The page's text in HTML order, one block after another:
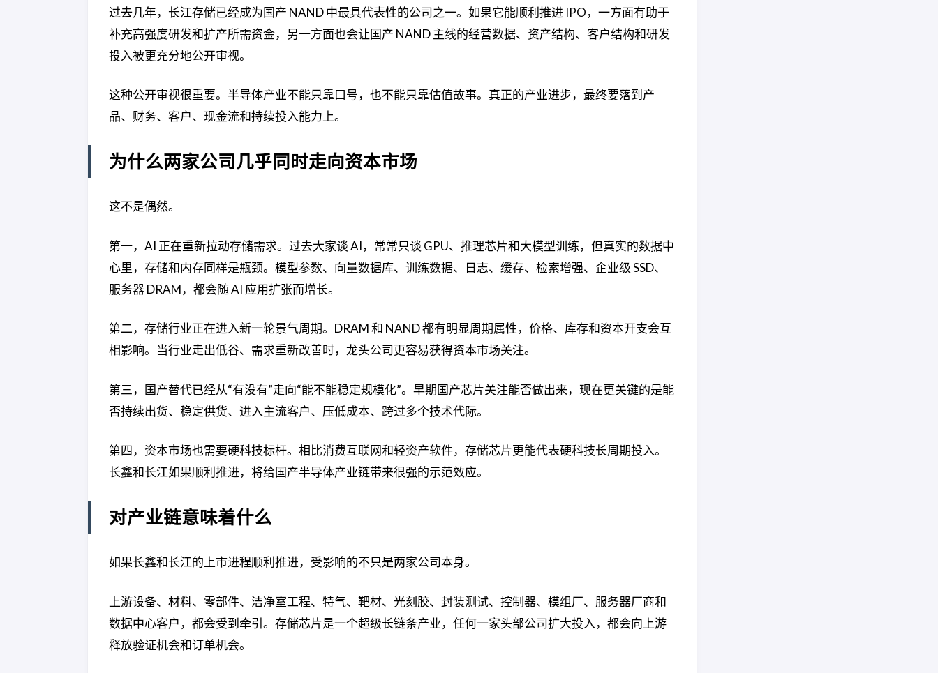
过去几年，长江存储已经成为国产 NAND 中最具代表性的公司之一。如果它能顺利推进 IPO，一方面有助于
补充高强度研发和扩产所需资金，另一方面也会让国产 NAND 主线的经营数据、资产结构、客户结构和研发
投入被更充分地公开审视。
这种公开审视很重要。半导体产业不能只靠口号，也不能只靠估值故事。真正的产业进步，最终要落到产
品、财务、客户、现金流和持续投入能力上。
为什么两家公司几乎同时走向资本市场
这不是偶然。
第一，AI 正在重新拉动存储需求。过去大家谈 AI，常常只谈 GPU、推理芯片和大模型训练，但真实的数据中
心里，存储和内存同样是瓶颈。模型参数、向量数据库、训练数据、日志、缓存、检索增强、企业级 SSD、
服务器 DRAM，都会随 AI 应用扩张而增长。
第二，存储行业正在进入新一轮景气周期。DRAM 和 NAND 都有明显周期属性，价格、库存和资本开支会互
相影响。当行业走出低谷、需求重新改善时，龙头公司更容易获得资本市场关注。
第三，国产替代已经从“有没有”走向“能不能稳定规模化”。早期国产芯片关注能否做出来，现在更关键的是能
否持续出货、稳定供货、进入主流客户、压低成本、跨过多个技术代际。
第四，资本市场也需要硬科技标杆。相比消费互联网和轻资产软件，存储芯片更能代表硬科技长周期投入。
长鑫和长江如果顺利推进，将给国产半导体产业链带来很强的示范效应。
对产业链意味着什么
如果长鑫和长江的上市进程顺利推进，受影响的不只是两家公司本身。
上游设备、材料、零部件、洁净室工程、特气、靶材、光刻胶、封装测试、控制器、模组厂、服务器厂商和
数据中心客户，都会受到牵引。存储芯片是一个超级长链条产业，任何一家头部公司扩大投入，都会向上游
释放验证机会和订单机会。